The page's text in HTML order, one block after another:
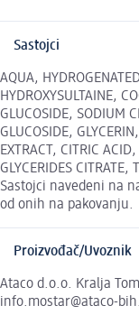
Sastojci
AQUA,
HYDROXYSULTAINE,
GLUCOSIDE, SODIUM
GLUCOSIDE,
EXTRACT, CITRIC
GLYCERIDES CITRATE,
Sastojci navedeni na
od onih na pakovanju.
Proizvođač/Uvoznik
Ataco d.o.o. Kralja
info.mostar@ataco-